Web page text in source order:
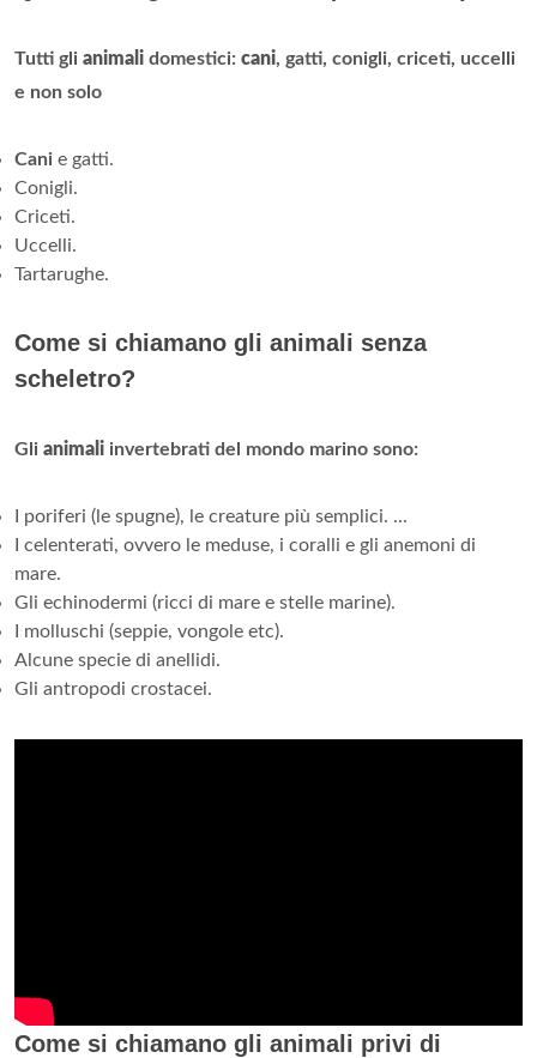
Tutti gli animali domestici: cani, gatti, conigli, criceti, uccelli
e non solo
Cani e gatti.
Conigli.
Criceti.
Uccelli.
Tartarughe.
Come si chiamano gli animali senza
scheletro?
Gli animali invertebrati del mondo marino sono:
I poriferi (le spugne), le creature più semplici. ...
I celenterati, ovvero le meduse, i coralli e gli anemoni di
mare.
Gli echinodermi (ricci di mare e stelle marine).
I molluschi (seppie, vongole etc).
Alcune specie di anellidi.
Gli antropodi crostacei.
Come si chiamano gli animali privi di